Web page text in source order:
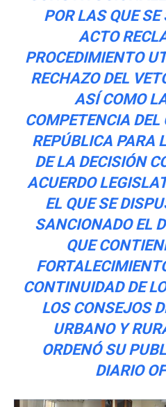
POR LAS QUE
ACTO
PROCEDIMIENTO
RECHAZO DEL
ASÍ COMO
COMPETENCIA DEL
REPÚBLICA PARA
DE LA DECISIÓN
ACUERDO
EL QUE SE
SANCIONADO EL
QUE
CONTINUIDAD DE
LOS CONSEJOS
URBANO Y
ORDENÓ SU
DIARIO